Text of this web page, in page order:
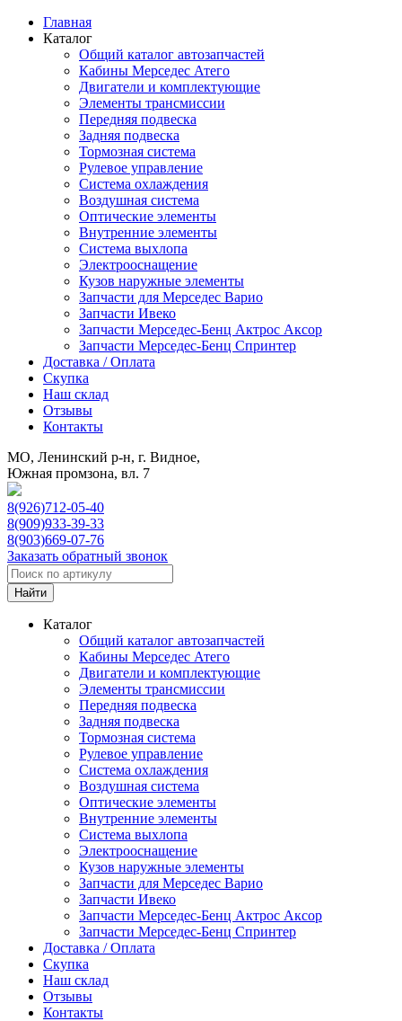
Главная
Каталог
Общий каталог автозапчастей
Кабины Мерседес Атего
Двигатели и комплектующие
Элементы трансмиссии
Передняя подвеска
Задняя подвеска
Тормозная сиcтема
Рулевое управление
Система охлаждения
Воздушная система
Оптические элементы
Внутренние элементы
Система выхлопа
Электрооснащение
Кузов наружные элементы
Запчасти для Мерседес Варио
Запчасти Ивеко
Запчасти Мерседес-Бенц Актрос Аксор
Запчасти Мерседес-Бенц Спринтер
Доставка / Оплата
Скупка
Наш склад
Отзывы
Контакты
МО, Ленинский р-н, г. Видное,
Южная промзона, вл. 7
8(926)712-05-40
8(909)933-39-33
8(903)669-07-76
Заказать обратный звонок
Каталог
Общий каталог автозапчастей
Кабины Мерседес Атего
Двигатели и комплектующие
Элементы трансмиссии
Передняя подвеска
Задняя подвеска
Тормозная сиcтема
Рулевое управление
Система охлаждения
Воздушная система
Оптические элементы
Внутренние элементы
Система выхлопа
Электрооснащение
Кузов наружные элементы
Запчасти для Мерседес Варио
Запчасти Ивеко
Запчасти Мерседес-Бенц Актрос Аксор
Запчасти Мерседес-Бенц Спринтер
Доставка / Оплата
Скупка
Наш склад
Отзывы
Контакты